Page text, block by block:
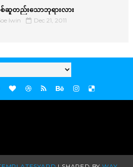
ဆူတည်းသောဘုရားလား
lwin Dec 21, 2011